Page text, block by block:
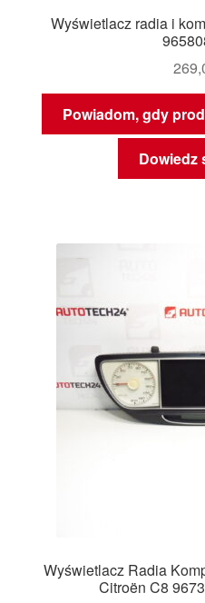
Wyświetlacz radia i
Powiadom, gdy
Dowiedz
Wyświetlacz Radia
Citroën C8